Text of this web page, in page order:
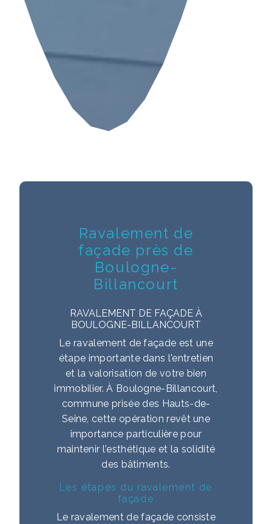
Ravalement de
façade près de
Boulogne-
Billancourt
RAVALEMENT DE FAÇADE À
BOULOGNE-BILLANCOURT
Le ravalement de façade est une
étape importante dans l'entretien
et la valorisation de votre bien
immobilier. À Boulogne-Billancourt,
commune prisée des Hauts-de-
Seine, cette opération revêt une
importance particulière pour
maintenir l'esthétique et la solidité
des bâtiments.
Les étapes du ravalement de
façade
Le ravalement de façade consiste